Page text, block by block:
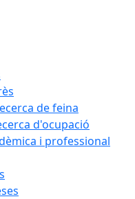
de feina
d'ocupació
i professional